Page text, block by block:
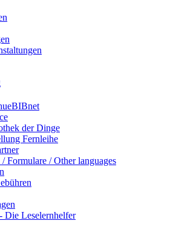
der Dinge
Fernleihe
Formulare / Other languages
Leselernhelfer